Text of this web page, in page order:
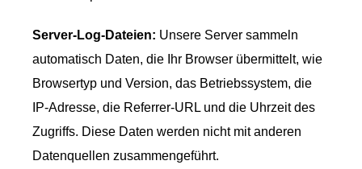
Server-Log-Dateien: Unsere Server sammeln
automatisch Daten, die Ihr Browser übermittelt, wie
Browsertyp und Version, das Betriebssystem, die
IP-Adresse, die Referrer-URL und die Uhrzeit des
Zugriffs. Diese Daten werden nicht mit anderen
Datenquellen zusammengeführt.